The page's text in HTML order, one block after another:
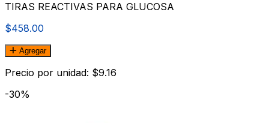
TIRAS REACTIVAS PARA GLUCOSA
$458.00
Agregar
Precio por unidad: $9.16
-30%